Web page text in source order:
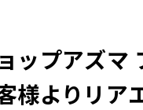
ップアズマ
様よりリア